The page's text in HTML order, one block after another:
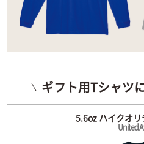
ギフト用Tシャツ
5.6oz ハイクオ
United